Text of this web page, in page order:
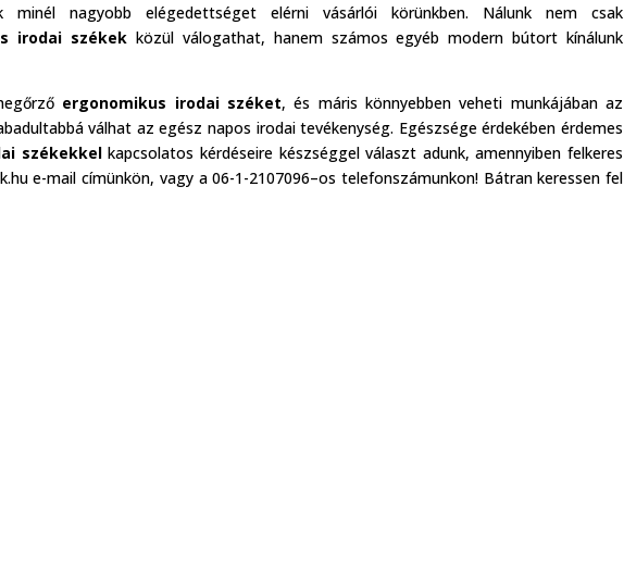
minél nagyobb elégedettséget elérni vásárlói körünkben. Nálunk nem csak
irodai székek közül válogathat, hanem számos egyéb modern bútort kínálunk
ergonomikus irodai széket, és máris könnyebben veheti munkájában az
válhat az egész napos irodai tevékenység. Egészsége érdekében érdemes
székekkelkapcsolatos kérdéseire készséggel választ adunk, amennyiben felkeres
e-mail címünkön, vagy a 06-1-2107096–os telefonszámunkon! Bátran keressen fel